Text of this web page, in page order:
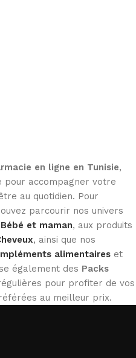
en ligne en Tunisie,
pour accompagner votre
au quotidien. Pour
parcourir nos univers
Bébé et maman, aux produits
, ainsi que nos
alimentaires et
également des Packs
pour profiter de vos
au meilleur prix.